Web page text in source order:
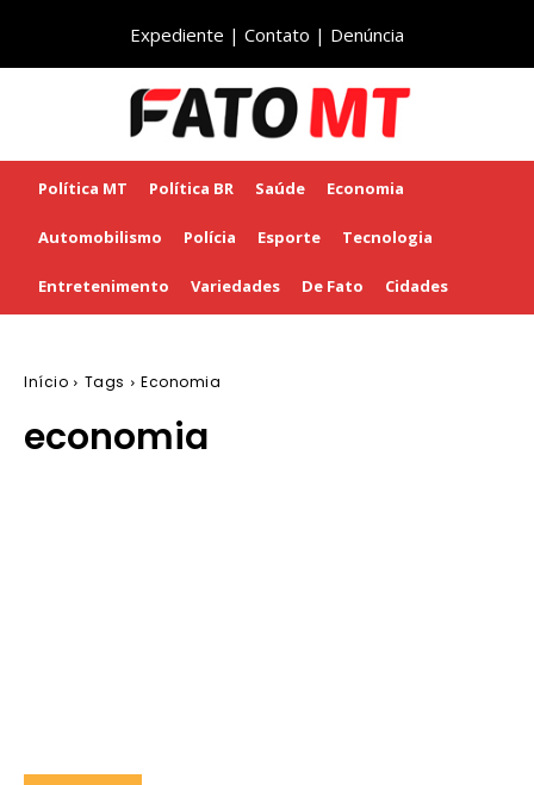
Expediente | Contato | Denúncia
Política MT Política BR Saúde Economia
Automobilismo Polícia Esporte Tecnologia
Entretenimento Variedades De Fato Cidades
Início Tags Economia
economia